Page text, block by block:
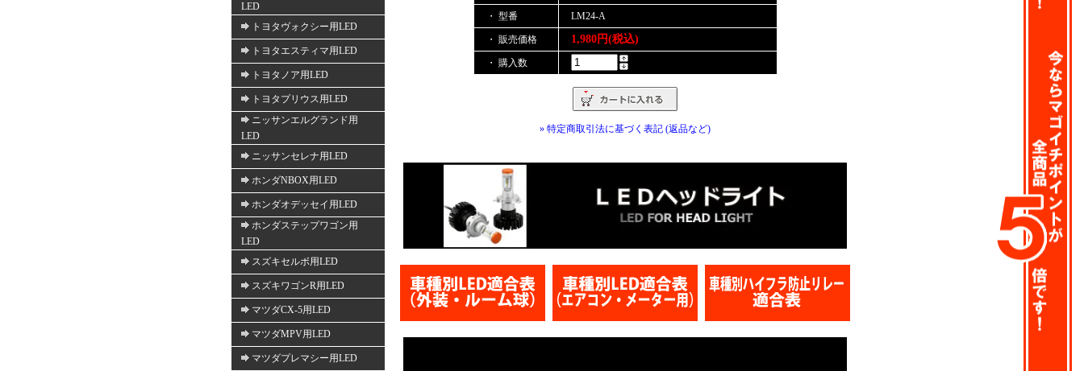
LED
トヨタヴォクシー用LED
トヨタエスティマ用LED
トヨタノア用LED
トヨタプリウス用LED
ニッサンエルグランド用
LED
ニッサンセレナ用LED
ホンダNBOX用LED
ホンダオデッセイ用LED
ホンダステップワゴン用
LED
スズキセルボ用LED
スズキワゴンR用LED
マツダCX-5用LED
マツダMPV用LED
マツダプレマシー用LED
・ 型番 LM24-A
・ 販売価格 1,980円(税込)
・ 購入数
» 特定商取引法に基づく表記 (返品など)